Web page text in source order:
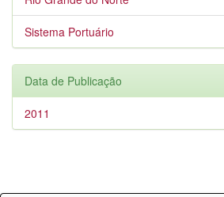
Sistema Portuário
Data de Publicação
2011